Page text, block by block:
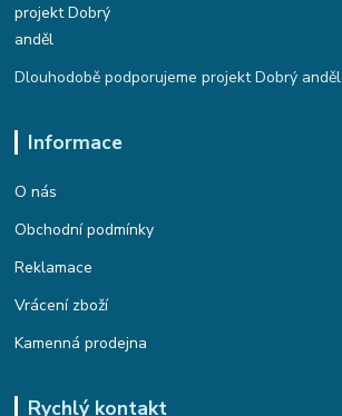
Dlouhodobě podporujeme projekt Dobrý anděl
Informace
O nás
Obchodní podmínky
Reklamace
Vrácení zboží
Kamenná prodejna
Rychlý kontakt